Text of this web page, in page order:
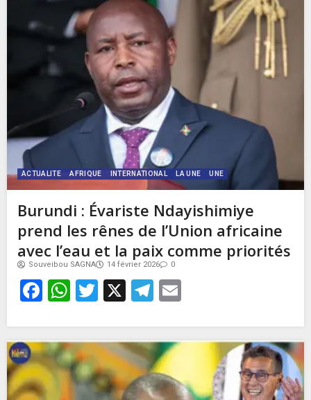
ACTUALITE AFRIQUE INTERNATIONAL LA UNE UNE
Burundi : Évariste Ndayishimiye
prend les rênes de l’Union africaine
avec l’eau et la paix comme priorités
Souveibou SAGNA 14 février 2026 0
Facebook
WhatsApp
Twitter
X Telegram